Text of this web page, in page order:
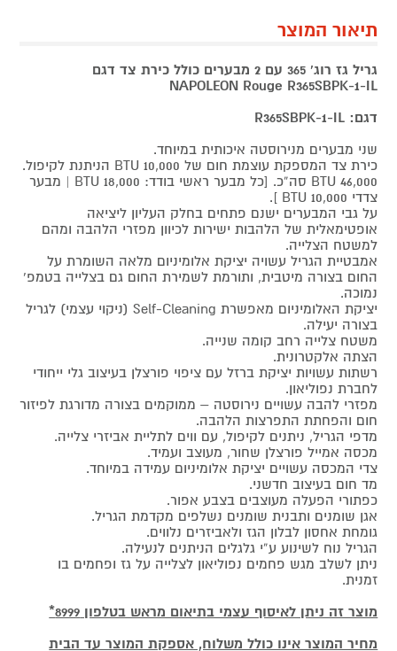
תיאור המוצר
גריל גז רוג' 365 עם 2 מבערים כולל כירת צד דגם
NAPOLEON Rouge R365SBPK-1-IL
דגם: R365SBPK-1-IL
שני מבערים מנירוסטה איכותית במיוחד.
כירת צד המספקת עוצמת חום של 10,000 BTU הניתנת לקיפול.
46,000 BTU סה”כ. [כל מבער ראשי בודד: 18,000 BTU | מבער
צדדי 10,000 BTU ].
על גבי המבערים ישנם פתחים בחלק העליון ליציאה
אופטימאלית של הלהבות ישירות לכיוון מפזרי הלהבה ומהם
למשטח הצלייה.
אמבטיית הגריל עשויה יציקת אלומיניום מלאה השומרת על
החום בצורה מיטבית, ותורמת לשמירת החום גם בצלייה בטמפ’
נמוכה.
יציקת האלומיניום מאפשרת Self-Cleaning (ניקוי עצמי) לגריל
בצורה יעילה.
משטח צלייה רחב קומה שנייה.
הצתה אלקטרונית.
רשתות עשויות יציקת ברזל עם ציפוי פורצלן בעיצוב גלי ייחודי
לחברת נפוליאון.
מפזרי להבה עשויים נירוסטה – ממוקמים בצורה מדורגת לפיזור
חום והפחתת התפרצות הלהבה.
מדפי הגריל, ניתנים לקיפול, עם ווים לתליית אביזרי צלייה.
מכסה אמייל פורצלן שחור, מעוצב ועמיד.
צדי המכסה עשויים יציקת אלומיניום עמידה במיוחד.
מד חום בעיצוב חדשני.
כפתורי הפעלה מעוצבים בצבע אפור.
אגן שומנים ותבנית שומנים נשלפים מקדמת הגריל.
גומחת אחסון לבלון הגז ולאביזרים נלווים.
הגריל נוח לשינוע ע”י גלגלים הניתנים לנעילה.
ניתן לשלב מגש פחמים נפוליאון לצלייה על גז ופחמים בו
זמנית.
מוצר זה ניתן לאיסוף עצמי בתיאום מראש בטלפון 8999*
מחיר המוצר אינו כולל משלוח, אספקת המוצר עד הבית